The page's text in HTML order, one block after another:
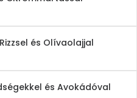
és Olívaolajjal
és Avokádóval